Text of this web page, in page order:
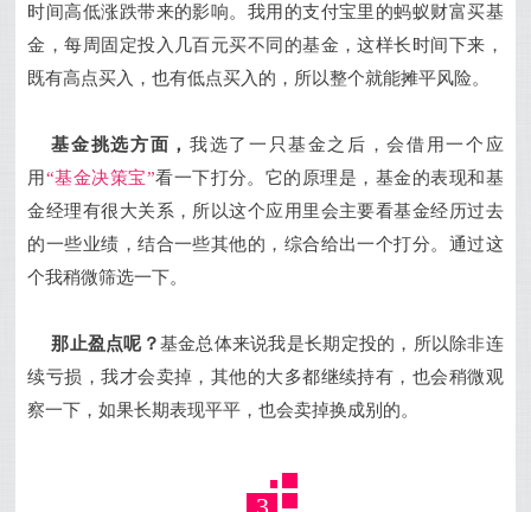
时间高低涨跌带来的影响。我用的支付宝里的蚂蚁财富买基
金，每周固定投入几百元买不同的基金，这样长时间下来，
既有高点买入，也有低点买入的，所以整个就能摊平风险。
基金挑选方面， 我选了一只基金之后，会借用一个应
用“基金决策宝”看一下打分。它的原理是，基金的表现和基
金经理有很大关系，所以这个应用里会主要看基金经历过去
的一些业绩，结合一些其他的，综合给出一个打分。通过这
个我稍微筛选一下。
那止盈点呢？基金总体来说我是长期定投的，所以除非连
续亏损，我才会卖掉，其他的大多都继续持有，也会稍微观
察一下，如果长期表现平平，也会卖掉换成别的。